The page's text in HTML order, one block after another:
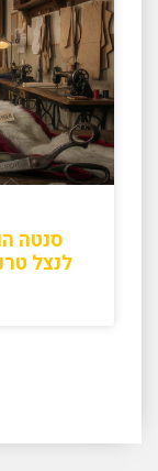
לנצל